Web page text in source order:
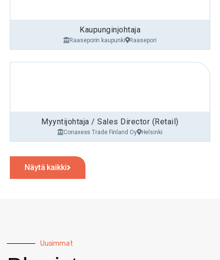
Kaupunginjohtaja
Raaseporin kaupunki Raasepori
Myyntijohtaja / Sales Director (Retail)
Conaxess Trade Finland Oy Helsinki
Näytä kaikki
Uusimmat